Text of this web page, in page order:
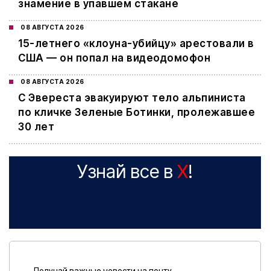
знамение в упавшем стакане
08 АВГУСТА 2026
15-летнего «клоуна-убийцу» арестовали в
США — он попал на видеодомофон
08 АВГУСТА 2026
С Эвереста эвакуируют тело альпиниста
по кличке Зеленые Ботинки, пролежавшее
30 лет
Узнай все в X!